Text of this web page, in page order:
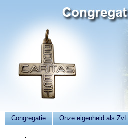
Congregatie Onze eigenheid als ZvL